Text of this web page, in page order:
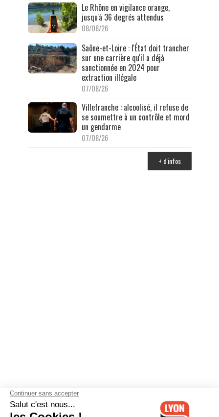
Le Rhône en vigilance orange,
jusqu'à 36 degrés attendus
08/08/26
Saône-et-Loire : l'État doit trancher
sur une carrière qu'il a déjà
sanctionnée en 2024 pour
extraction illégale
07/08/26
Villefranche : alcoolisé, il refuse de
se soumettre à un contrôle et mord
un gendarme
07/08/26
+ d'infos